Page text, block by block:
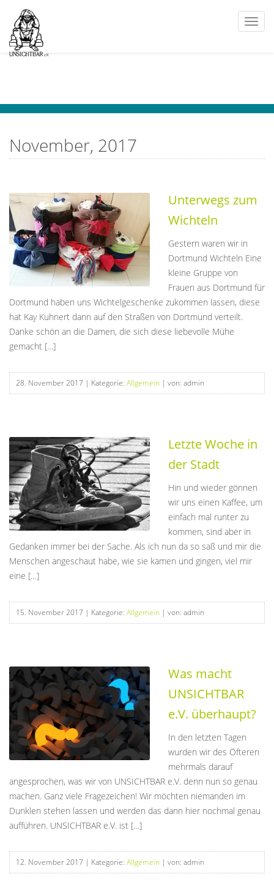
November, 2017
Unterwegs zum
Wichteln
Gestern waren wir in
Dortmund Wichteln Eine
kleine Gruppe von
Frauen aus Dortmund für
Dortmund haben uns Wichtelgeschenke zukommen lassen, diese
hat Kay Kuhnert dann auf den Straßen von Dortmund verteilt.
Danke schön an die Damen, die sich diese liebevolle Mühe
gemacht […]
28. November 2017 | Kategorie: Allgemein | von: admin
Letzte Woche in
der Stadt
Hin und wieder gönnen
wir uns einen Kaffee, um
einfach mal runter zu
kommen, sind aber in
Gedanken immer bei der Sache. Als ich nun da so saß und mir die
Menschen angeschaut habe, wie sie kamen und gingen, viel mir
eine […]
15. November 2017 | Kategorie: Allgemein | von: admin
Was macht
UNSICHTBAR
e.V. überhaupt?
In den letzten Tagen
wurden wir des Öfteren
mehrmals darauf
angesprochen, was wir von UNSICHTBAR e.V. denn nun so genau
machen. Ganz viele Fragezeichen! Wir möchten niemanden im
Dunklen stehen lassen und werden das dann hier nochmal genau
aufführen. UNSICHTBAR e.V. ist […]
12. November 2017 | Kategorie: Allgemein | von: admin